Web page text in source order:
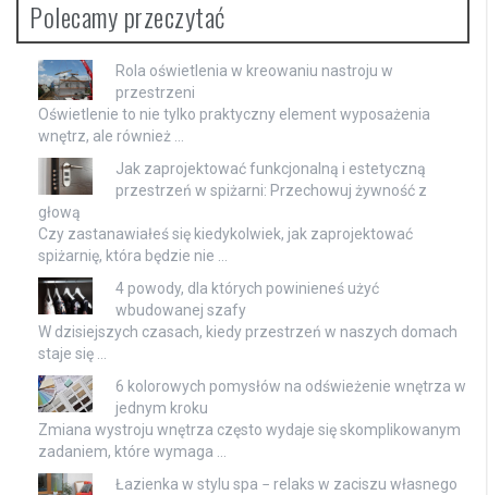
Polecamy przeczytać
Rola oświetlenia w kreowaniu nastroju w
przestrzeni
Oświetlenie to nie tylko praktyczny element wyposażenia
wnętrz, ale również …
Jak zaprojektować funkcjonalną i estetyczną
przestrzeń w spiżarni: Przechowuj żywność z
głową
Czy zastanawiałeś się kiedykolwiek, jak zaprojektować
spiżarnię, która będzie nie …
4 powody, dla których powinieneś użyć
wbudowanej szafy
W dzisiejszych czasach, kiedy przestrzeń w naszych domach
staje się …
6 kolorowych pomysłów na odświeżenie wnętrza w
jednym kroku
Zmiana wystroju wnętrza często wydaje się skomplikowanym
zadaniem, które wymaga …
Łazienka w stylu spa − relaks w zaciszu własnego